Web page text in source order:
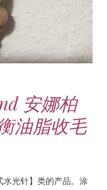
安娜柏
油脂收毛
光针】类的产品。涂